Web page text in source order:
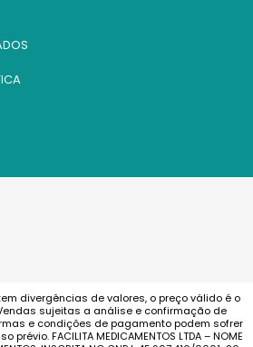
divergências de valores, o preço válido é o
sujeitas a análise e confirmação de
e condições de pagamento podem sofrer
FACILITA MEDICAMENTOS LTDA – NOME